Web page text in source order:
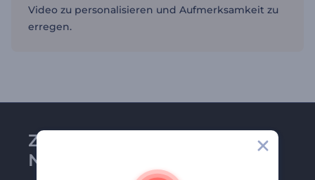
Video zu personalisieren und Aufmerksamkeit zu
erregen.
Zu Renderforest-
Newsletter anmelden